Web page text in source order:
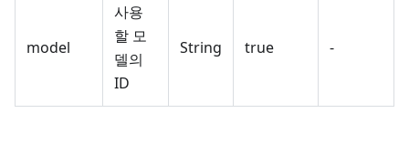
model
사용
할 모
델의
ID
String true -